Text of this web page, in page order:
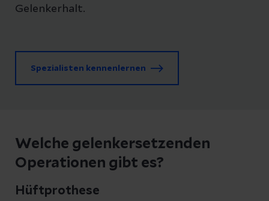
Gelenkerhalt.
Spezialisten kennenlernen
Welche gelenkersetzenden
Operationen gibt es?
Hüftprothese